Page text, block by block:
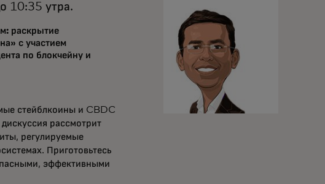
10:35 утра.
раскрытие
с участием
по блокчейну и
стейблкоины и CBDC
рассмотрит
регулируемые
Приготовьтесь
эффективными